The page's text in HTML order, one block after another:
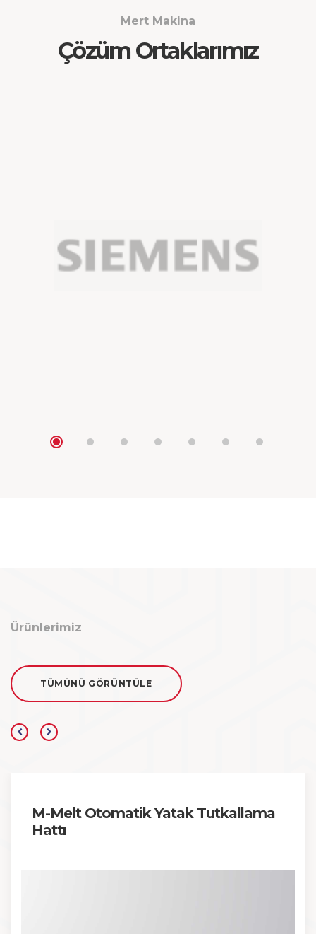
Mert Makina
Çözüm Ortaklarımız
Ürünlerimiz
TÜMÜNÜ GÖRÜNTÜLE
M-Melt Otomatik Yatak Tutkallama
Hattı